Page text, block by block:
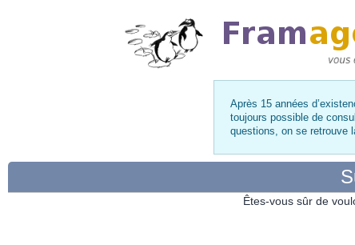
Après 15 années
toujours possible de
questions, on se retrouve
Êtes-vous sûr de